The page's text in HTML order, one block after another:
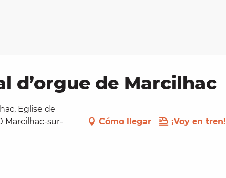
d’orgue de Marcilhac
Eglise de
Marcilhac-sur-
Cómo llegar ¡Voy en tren!